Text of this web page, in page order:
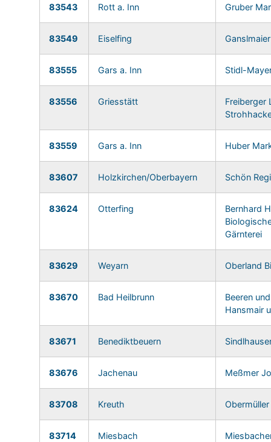
83543 Rott a. Inn Gruber
83549 Eiselfing
83555 Gars a. Inn Stidl-
83556 Griesstätt
Freiberger
83559 Gars a. Inn Huber
83607 Holzkirchen/Oberbayern Schön
83624 Otterfing
Bernhard
Gärnterei
83629 Weyarn Oberland
83670 Bad Heilbrunn
Beeren
Hansmair
83671 Benediktbeuern
83676 Jachenau Meßmer
83708 Kreuth Obermüller
83714 Miesbach